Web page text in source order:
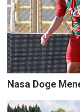
Nasa Doge